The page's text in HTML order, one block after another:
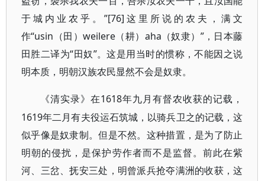
于城内业农乎。”[76]这里所说的农夫，满文
作“usin（田）weilere（耕）aha（奴隶）”，日本藤
田胜二译为“田奴”。这是用当时的惯称，不能因之说
明本质，明朝汉族农民显然不会是奴隶。
《清实录》在1618年九月有督农收获的记载，
1619年二月有夫役运石筑城，以骑兵卫之的记载，这
似乎像是奴隶制。但是不然。这种措置，是为了防止
明朝的侵扰，是保护劳作者而不是监督。前此在紫
河、三岔、抚安三处，明曾派兵抢夺满洲的收获，这